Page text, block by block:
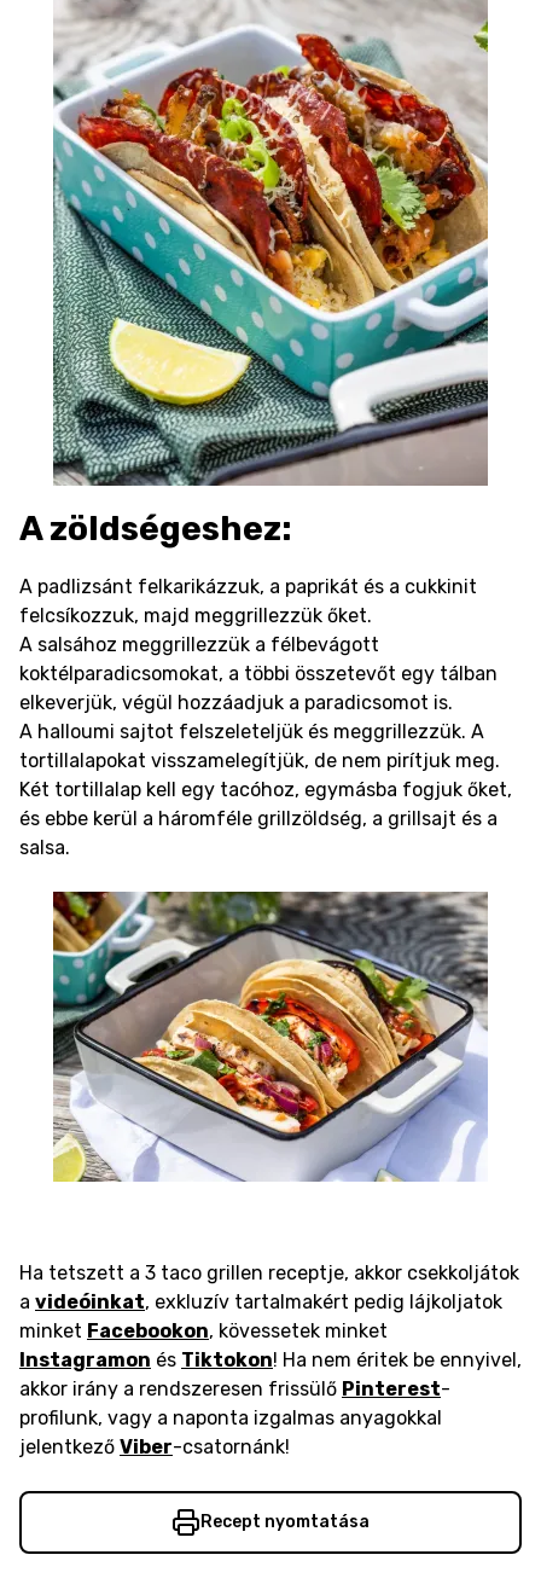
A zöldségeshez:
A padlizsánt felkarikázzuk, a paprikát és a cukkinit
felcsíkozzuk, majd meggrillezzük őket.
A salsához meggrillezzük a félbevágott
koktélparadicsomokat, a többi összetevőt egy tálban
elkeverjük, végül hozzáadjuk a paradicsomot is.
A halloumi sajtot felszeleteljük és meggrillezzük. A
tortillalapokat visszamelegítjük, de nem pirítjuk meg.
Két tortillalap kell egy tacóhoz, egymásba fogjuk őket,
és ebbe kerül a háromféle grillzöldség, a grillsajt és a
salsa.
Ha tetszett a 3 taco grillen receptje, akkor csekkoljátok
a videóinkat, exkluzív tartalmakért pedig lájkoljatok
minket Facebookon, kövessetek minket
Instagramon és Tiktokon! Ha nem éritek be ennyivel,
akkor irány a rendszeresen frissülő Pinterest-
profilunk, vagy a naponta izgalmas anyagokkal
jelentkező Viber-csatornánk!
Recept nyomtatása